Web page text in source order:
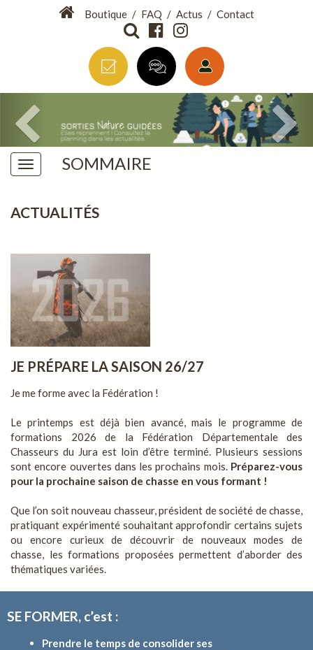
Boutique / FAQ / Actus / Contact
SOMMAIRE
ACTUALITÉS
JE PRÉPARE LA SAISON 26/27
Je me forme avec la Fédération !
Le printemps est déjà bien avancé, mais le programme de
formations 2026 de la Fédération Départementale des
Chasseurs du Jura est loin d’être terminé. Plusieurs sessions
sont encore ouvertes dans les prochains mois. Préparez-vous
pour la prochaine saison de chasse en vous formant !
Que l’on soit nouveau chasseur, président de société de chasse,
pratiquant expérimenté souhaitant approfondir certains sujets
ou encore curieux de découvrir de nouveaux modes de
chasse, les formations proposées permettent d’aborder des
thématiques variées.
SE FORMER, c’est :
Prendre le temps de consolider ses